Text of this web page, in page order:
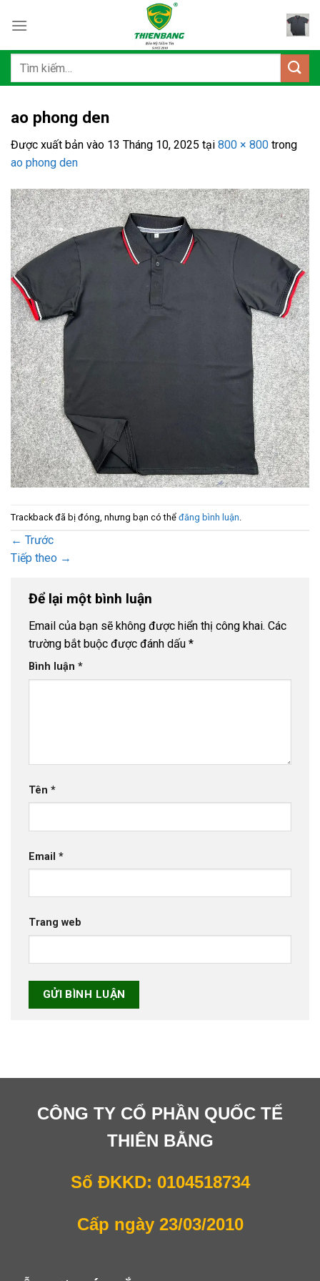
qua
dungTìm
ao phong den
Được xuất bản vào 13 Tháng 10, 2025 tại 800 × 800 trong
ao phong den
Trackback đã bị đóng, nhưng bạn có thể đăng bình luận
← Trước
Tiếp theo →
Để lại một bình luận
Email của bạn sẽ không được hiển thị công khai. Các
trường bắt buộc được đánh dấu *
Bình luận *
Tên *
Email *
Trang web
CÔNG TY CỔ PHẦN QUỐC TẾ
THIÊN BẰNG
Số ĐKKD: 0104518734
Cấp ngày 23/03/2010